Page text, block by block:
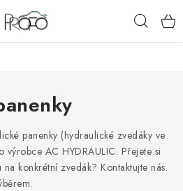
panenky (hydraulické zvedáky ve
výrobce AC HYDRAULIC. Přejete si
konkrétní zvedák? Kontaktujte nás.